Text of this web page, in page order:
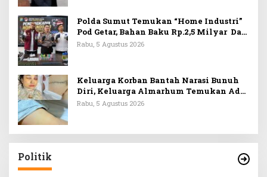
Polda Sumut Temukan “Home Industri”
Pod Getar, Bahan Baku Rp.2,5 Milyar Dari
Kamboja
Rabu, 5 Agustus 2026
Keluarga Korban Bantah Narasi Bunuh
Diri, Keluarga Almarhum Temukan Ada
Lebam di Banyak Titik, Duga Ini Bukan
Rabu, 5 Agustus 2026
Politik